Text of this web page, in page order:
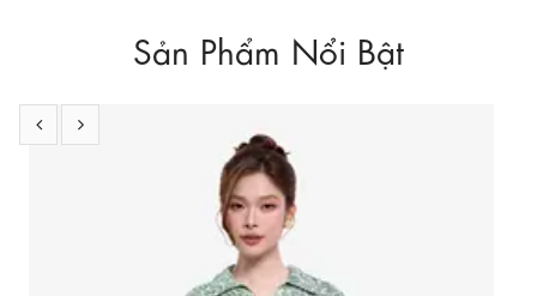
Sản Phẩm Nổi Bật